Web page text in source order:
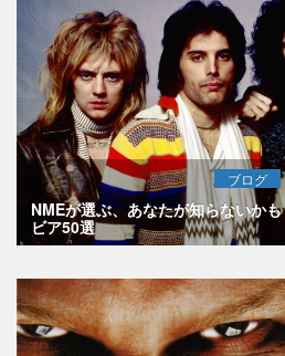
ブログ
NMEが選ぶ、あなたが知らないか
ビア50選